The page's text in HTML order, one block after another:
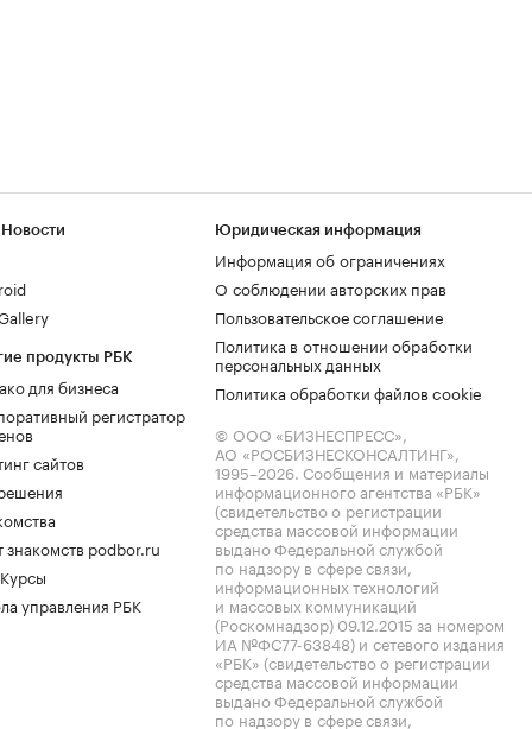
продукты РБК
для бизнеса
регистратор
сайтов
знакомств podbor.ru
управления РБК
Юридическая информация
Информация об ограничениях
О соблюдении авторских прав
Пользовательское соглашение
Политика в отношении обработки
персональных данных
Политика обработки файлов cookie
© ООО «БИЗНЕСПРЕСС»,
АО «РОСБИЗНЕСКОНСАЛТИНГ»,
1995–2026. Сообщения и материалы
информационного агентства «РБК»
(свидетельство о регистрации
средства массовой информации
выдано Федеральной службой
по надзору в сфере связи,
информационных технологий
и массовых коммуникаций
(Роскомнадзор) 09.12.2015 за номером
ИА №ФС77-63848) и сетевого издания
«РБК» (свидетельство о регистрации
средства массовой информации
выдано Федеральной службой
по надзору в сфере связи,